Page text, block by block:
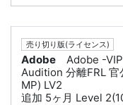
売り切り版(ライセンス)
Adobe
Adobe -
Audition 分離FRL 官
MP) LV2
追加 5ヶ月 Level